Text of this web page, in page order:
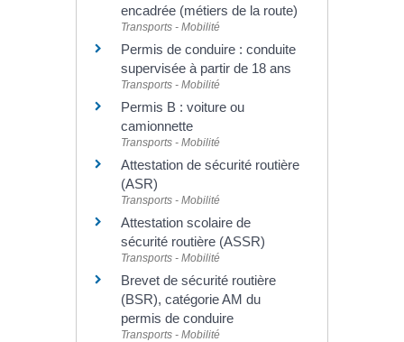
encadrée (métiers de la route)
Transports - Mobilité
Permis de conduire : conduite
supervisée à partir de 18 ans
Transports - Mobilité
Permis B : voiture ou
camionnette
Transports - Mobilité
Attestation de sécurité routière
(ASR)
Transports - Mobilité
Attestation scolaire de
sécurité routière (ASSR)
Transports - Mobilité
Brevet de sécurité routière
(BSR), catégorie AM du
permis de conduire
Transports - Mobilité